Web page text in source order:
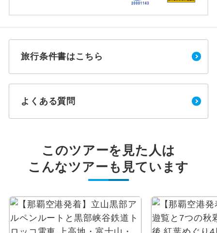
旅行条件書はこちら
よくある質問
このツアーを見た人は
こんなツアーも見ています